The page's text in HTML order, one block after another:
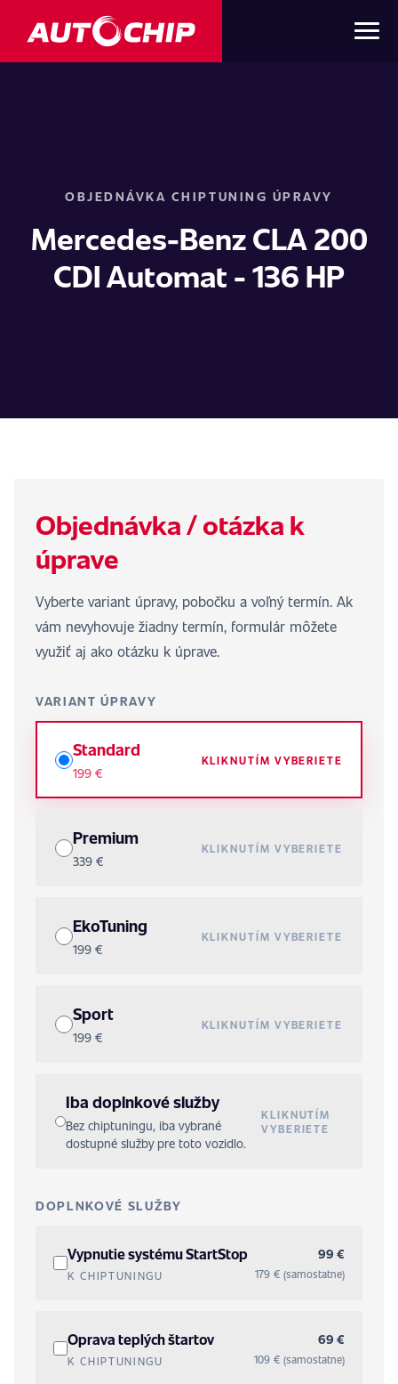
OBJEDNÁVKA CHIPTUNING ÚPRAVY
Mercedes-Benz CLA 200
CDI Automat - 136 HP
Objednávka / otázka k
úprave
Vyberte variant úpravy, pobočku a voľný termín. Ak
vám nevyhovuje žiadny termín, formulár môžete
využiť aj ako otázku k úprave.
VARIANT ÚPRAVY
Standard
199 €
KLIKNUTÍM VYBERIETE
Premium
339 €
KLIKNUTÍM VYBERIETE
EkoTuning
199 €
KLIKNUTÍM VYBERIETE
Sport
199 €
KLIKNUTÍM VYBERIETE
Iba doplnkové služby
Bez chiptuningu, iba vybrané
dostupné služby pre toto vozidlo.
KLIKNUTÍM
VYBERIETE
DOPLNKOVÉ SLUŽBY
Vypnutie systému StartStop
K CHIPTUNINGU
99 €
179 € (samostatne)
Oprava teplých štartov
K CHIPTUNINGU
69 €
109 € (samostatne)